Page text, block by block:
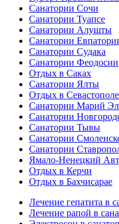
Санатории Сочи
Санатории Туапсе
Санатории Алушты
Санатории
Санатории Судака
Санатории Феодосии
Отдых в Саках
Санатории Ялты
Отдых в Севастополе
Санатории Марий Эл
Санатории
Санатории Тывы
Санатории
Санатории
Ямало-Ненецкий
Отдых в Керчи
Отдых в Бахчисарае
Лечение гепатита в
Лечение рапой в